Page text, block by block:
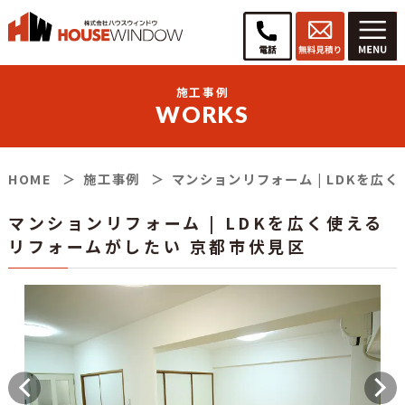
施工事例
WORKS
HOME 施工事例 マンションリフォーム | LDKを広
マンションリフォーム | LDKを広く使える
リフォームがしたい 京都市伏見区